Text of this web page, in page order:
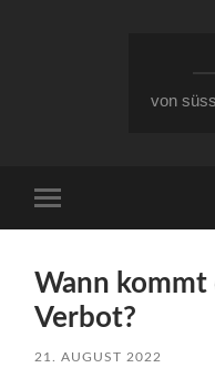
von
Menü
Wann kommt
Verbot?
21. AUGUST 2022